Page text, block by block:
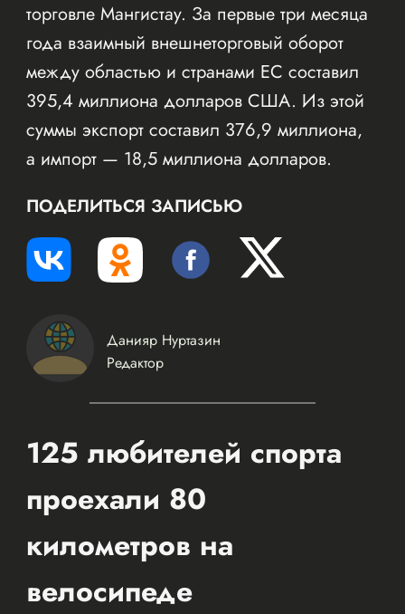
торговле Мангистау. За первые три месяца
года взаимный внешнеторговый оборот
между областью и странами ЕС составил
395,4 миллиона долларов США. Из этой
суммы экспорт составил 376,9 миллиона,
а импорт — 18,5 миллиона долларов.
ПОДЕЛИТЬСЯ ЗАПИСЬЮ
Данияр Нуртазин
Редактор
125 любителей спорта
проехали 80
километров на
велосипеде